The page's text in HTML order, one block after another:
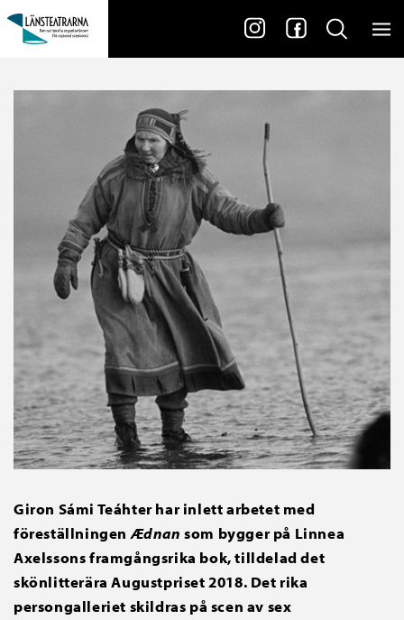
Giron Sámi Teáhter har inlett arbetet med
föreställningenÆdnan som bygger på Linnea
Axelssons framgångsrika bok, tilldelad det
skönlitterära Augustpriset 2018. Det rika
persongalleriet skildras på scen av sex